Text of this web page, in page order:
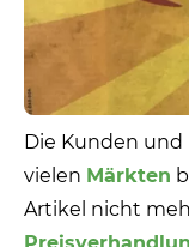
Die Kunden
vielen Märkten
Artikel nicht